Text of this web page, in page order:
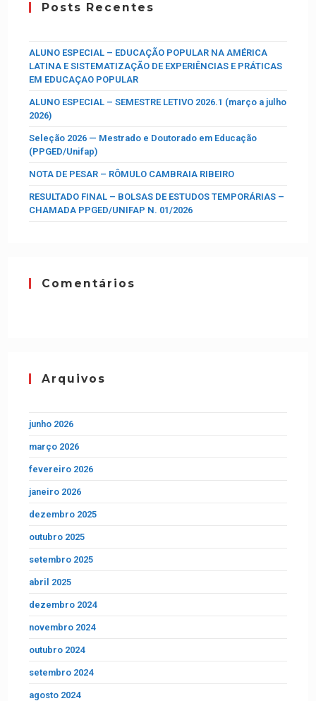
Posts Recentes
ALUNO ESPECIAL – EDUCAÇÃO POPULAR NA AMÉRICA
LATINA E SISTEMATIZAÇÃO DE EXPERIÊNCIAS E PRÁTICAS
EM EDUCAÇAO POPULAR
ALUNO ESPECIAL – SEMESTRE LETIVO 2026.1 (março a julho
2026)
Seleção 2026 — Mestrado e Doutorado em Educação
(PPGED/Unifap)
NOTA DE PESAR – RÔMULO CAMBRAIA RIBEIRO
RESULTADO FINAL – BOLSAS DE ESTUDOS TEMPORÁRIAS –
CHAMADA PPGED/UNIFAP N. 01/2026
Comentários
Arquivos
junho 2026
março 2026
fevereiro 2026
janeiro 2026
dezembro 2025
outubro 2025
setembro 2025
abril 2025
dezembro 2024
novembro 2024
outubro 2024
setembro 2024
agosto 2024